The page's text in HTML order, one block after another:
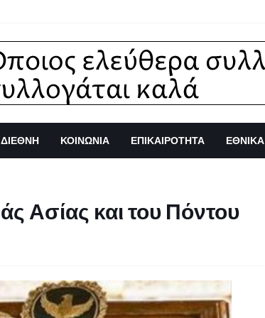
ΔΙΕΘΝΗ ΚΟΙΝΩΝΙΑ ΕΠΙΚΑΙΡΟΤΗΤΑ ΕΘΝΙΚΑ
Ασίας και του Πόντου